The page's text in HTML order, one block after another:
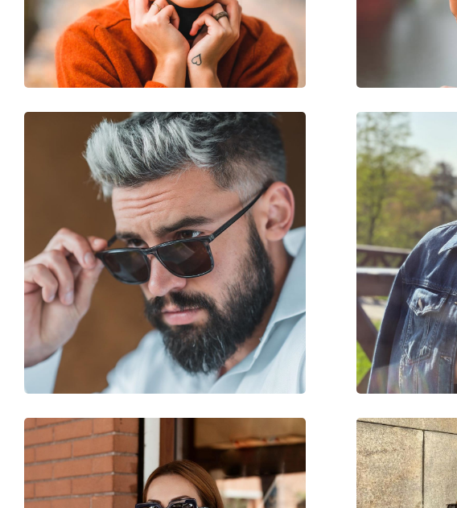
100 γρ
Ρυθμιζόμενα μαξιλάρια μύτης:
Όχι
Εύκαμπτη άρθρωση:
Όχι
Αξεσουάρ
Παρέχονται με θήκη:
Όχι
Πανί καθαρισμού:
Ναι
Γυναικεία
Κατηγορία:
Γυαλιά Ηλίου Επώνυμες Μάρκες
Μάρκα:
Polaroid
Χρήση:
Μόδα
Κωδικός Προϊόντος / Μοντέλο:
PLD 4110/S/X 086 HE 51